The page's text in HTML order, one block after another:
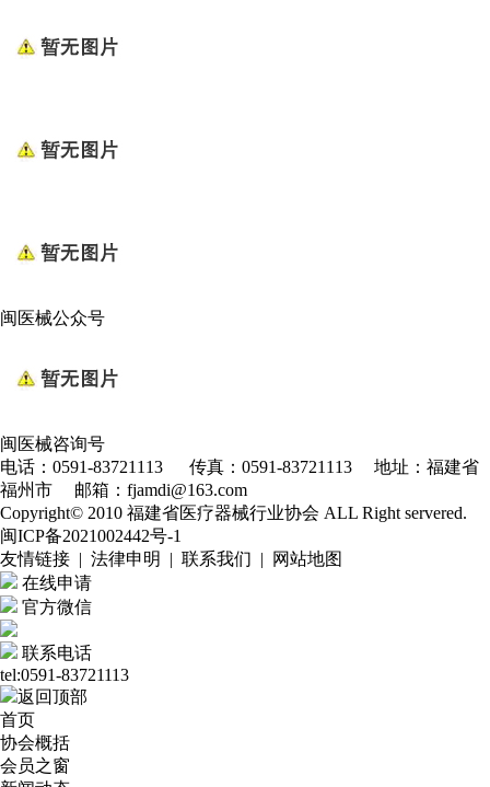
闽医械公众号
闽医械咨询号
电话：0591-83721113 传真：0591-83721113 地址：福建省
福州市 邮箱：fjamdi@163.com
Copyright© 2010 福建省医疗器械行业协会 ALL Right servered.
闽ICP备2021002442号-1
友情链接 | 法律申明 | 联系我们 | 网站地图
在线申请
官方微信
联系电话
tel:0591-83721113
返回顶部
首页
协会概括
会员之窗